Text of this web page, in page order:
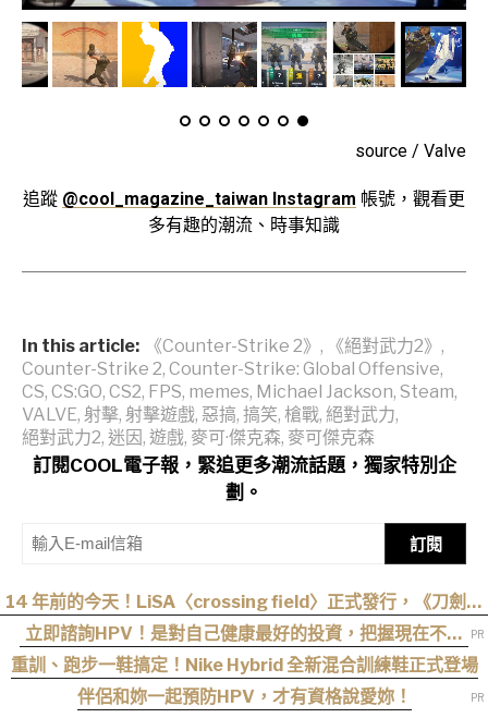
source / Valve
追蹤 @cool_magazine_taiwan Instagram 帳號，觀看更
多有趣的潮流、時事知識
In this article: 《Counter-Strike 2》 , 《絕對武力2》 ,
Counter-Strike 2, Counter-Strike: Global Offensive,
CS, CS:GO, CS2, FPS, memes, Michael Jackson, Steam,
VALVE, 射擊, 射擊遊戲, 惡搞, 搞笑, 槍戰, 絕對武力,
絕對武力2, 迷因, 遊戲, 麥可·傑克森, 麥可傑克森
訂閱COOL電子報，緊追更多潮流話題，獨家特別企
劃。
訂閱
14 年前的今天！LiSA〈crossing field〉正式發行，《刀劍神
域》OP 不只熱血還藏著桐人、亞絲娜最深的羈絆
立即諮詢HPV！是對自己健康最好的投資，把握現在不嫌
晚！
重訓、跑步一鞋搞定！Nike Hybrid 全新混合訓練鞋正式登場
伴侶和妳一起預防HPV，才有資格說愛妳！